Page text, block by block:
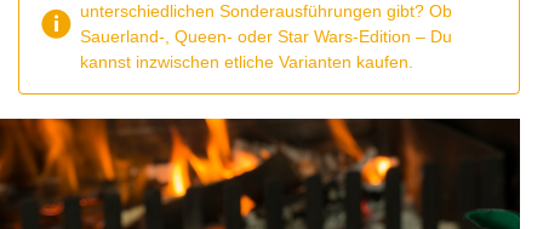
unterschiedlichen Sonderausführungen gibt? Ob
Sauerland-, Queen- oder Star Wars-Edition – Du
kannst inzwischen etliche Varianten kaufen.